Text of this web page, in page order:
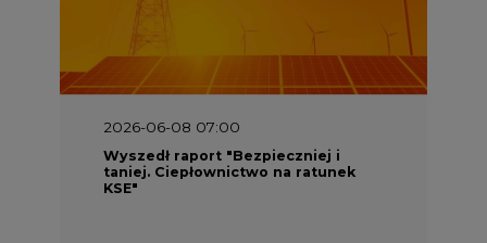
2026-06-08 07:00
taniej. Ciepłownictwo na ratunek
KSE"